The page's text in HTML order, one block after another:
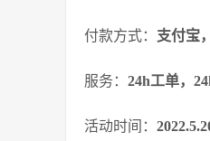
付款方式： 支付宝
服务： 24h工单，
活动时间：